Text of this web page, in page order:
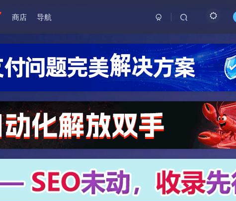
商店 导航